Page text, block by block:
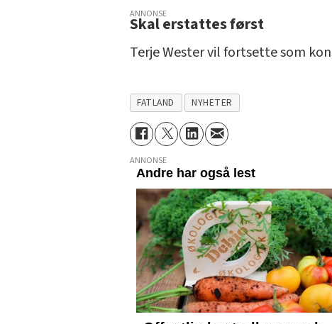
ANNONSE
Skal erstattes først
Terje Wester vil fortsette som
FATLAND NYHETER
ANNONSE